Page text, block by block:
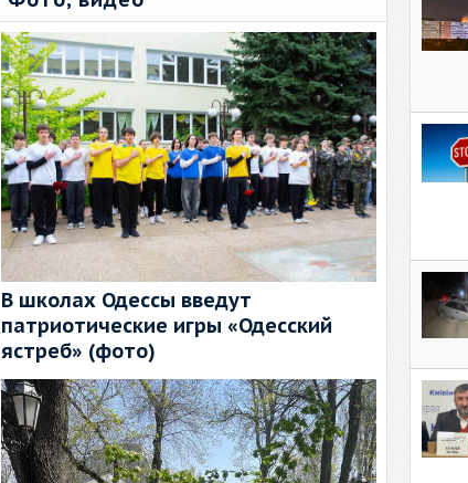
В школах Одессы введут
патриотические игры «Одесский
ястреб» (фото)